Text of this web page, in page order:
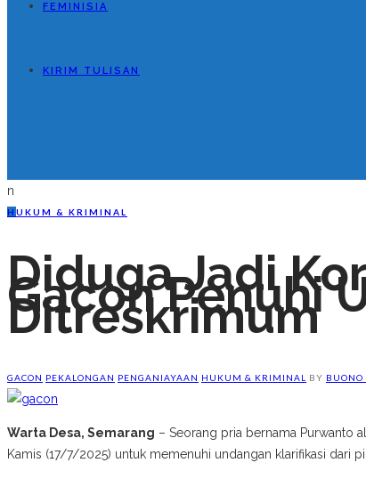
FEMINISIA
KIRIM TULISAN
n
H UKUM & KRIMINAL
Diduga Jadi
Gacon Penuhi
Ditreskrimum
GACON PEKALONGAN PENGANIAYAAN HUKUM & KRIMINAL BY BUONO
Warta Desa, Semarang – Seorang pria bernama Purwanto
Kamis (17/7/2025) untuk memenuhi undangan klarifikasi dari